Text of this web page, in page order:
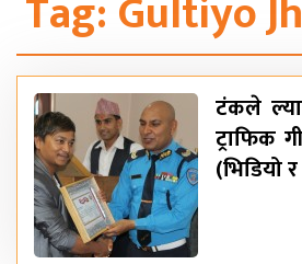
टंकले
ट्राफिक
(भिडियो